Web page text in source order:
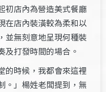
初店內為營造美式餐廳
在店內裝潢較為柔和以
並無刻意地呈現何種裝
及打發時間的場合。
的時候，我都會來這裡
。」楊姓老闆提到，無